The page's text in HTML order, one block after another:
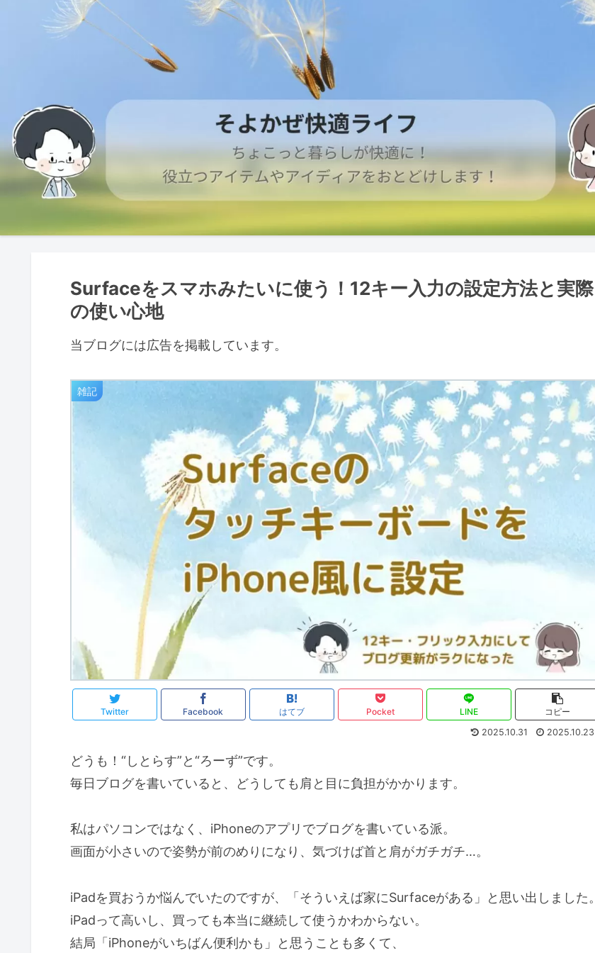
Surfaceをスマホみたいに使う！12キー入力の設定方法と実際
の使い心地
当ブログには広告を掲載しています。
雑記
Twitter Facebook はてブ Pocket LINE
コピー
2025.10.31
2025.10.23
どうも！“しとらす”と“ろーず”です。
毎日ブログを書いていると、どうしても肩と目に負担がかかります。
私はパソコンではなく、iPhoneのアプリでブログを書いている派。
画面が小さいので姿勢が前のめりになり、気づけば首と肩がガチガチ…。
iPadを買おうか悩んでいたのですが、「そういえば家にSurfaceがある」と思い出しました。
iPadって高いし、買っても本当に継続して使うかわからない。
結局「iPhoneがいちばん便利かも」と思うことも多くて、